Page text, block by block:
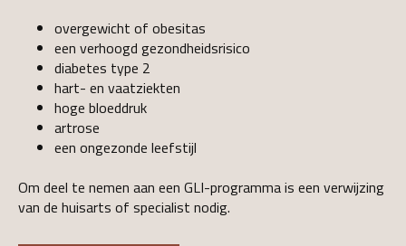
overgewicht of obesitas
een verhoogd gezondheidsrisico
diabetes type 2
hart- en vaatziekten
hoge bloeddruk
artrose
een ongezonde leefstijl
Om deel te nemen aan een GLI-programma is een verwijzing
van de huisarts of specialist nodig.